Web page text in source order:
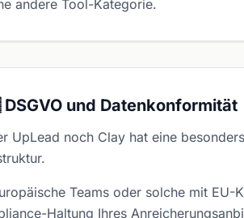
andere Tool-Kategorie.
und Datenkonformität
UpLead noch Clay hat eine
Teams oder solche mit
Haltung Ihres